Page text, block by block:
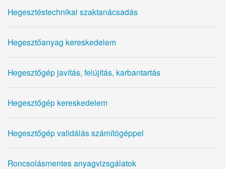
Hegesztéstechnikai szaktanácsadás
Hegesztőanyag kereskedelem
Hegesztőgép javítás, felújítás, karbantartás
Hegesztőgép kereskedelem
Hegesztőgép validálás számítógéppel
Roncsolásmentes anyagvizsgálatok